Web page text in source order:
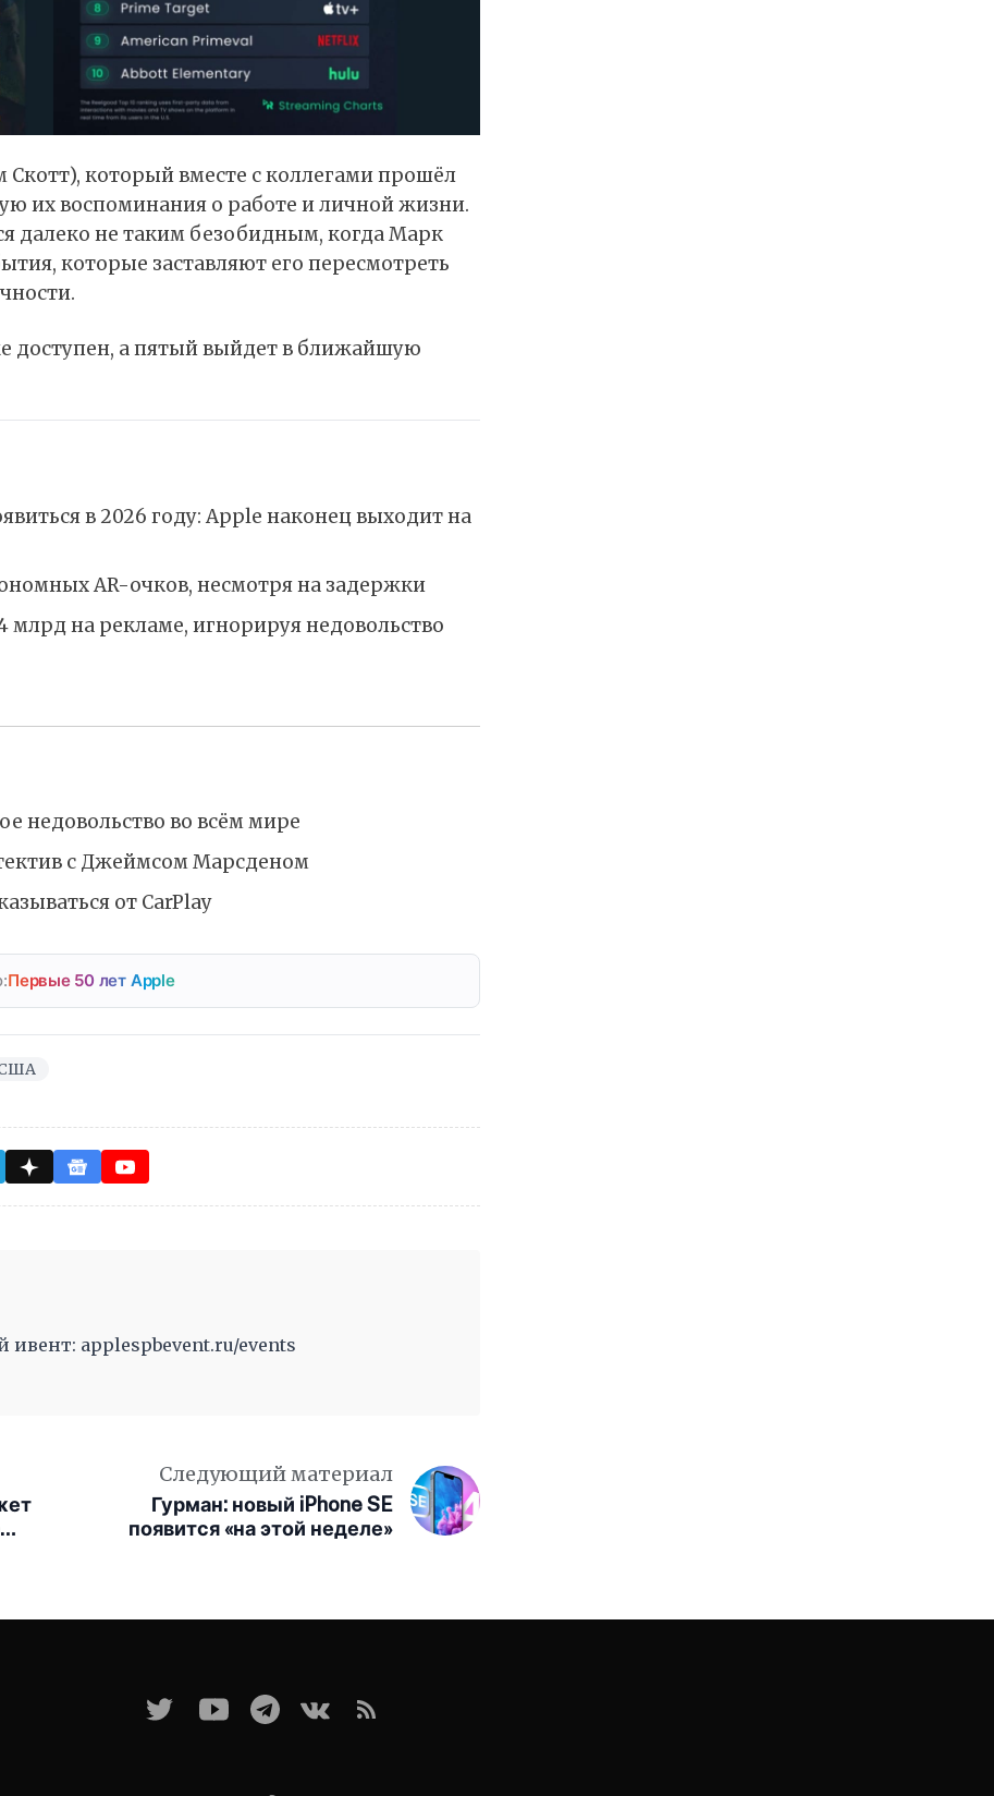
который вместе с коллегами прошёл
их воспоминания о работе и личной жизни.
далеко не таким безобидным, когда Марк
которые заставляют его пересмотреть
доступен, а пятый выйдет в ближайшую
в 2026 году: Apple наконец выходит на
AR-очков, несмотря на задержки
млрд на рекламе, игнорируя недовольство
недовольство во всём мире
с Джеймсом Марсденом
от CarPlay
Первые 50 лет Apple
applespbevent.ru/events
Следующий материал
Гурман: новый iPhone SE
появится «на этой неделе»